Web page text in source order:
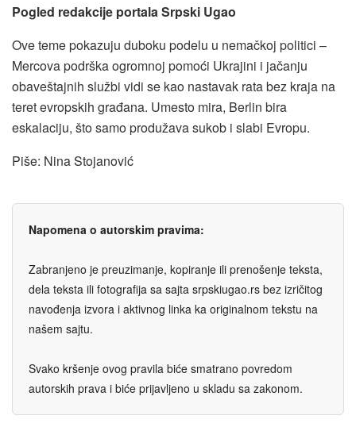
Pogled redakcije portala Srpski Ugao
Ove teme pokazuju duboku podelu u nemačkoj politici –
Mercova podrška ogromnoj pomoći Ukrajini i jačanju
obaveštajnih službi vidi se kao nastavak rata bez kraja na
teret evropskih građana. Umesto mira, Berlin bira
eskalaciju, što samo produžava sukob i slabi Evropu.
Piše: Nina Stojanović
Napomena o autorskim pravima:
Zabranjeno je preuzimanje, kopiranje ili prenošenje teksta,
dela teksta ili fotografija sa sajta srpskiugao.rs bez izričitog
navođenja izvora i aktivnog linka ka originalnom tekstu na
našem sajtu.
Svako kršenje ovog pravila biće smatrano povredom
autorskih prava i biće prijavljeno u skladu sa zakonom.